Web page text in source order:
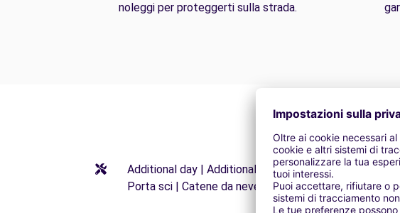
noleggi per proteggerti sulla strada.
Additional day | Additional driver | Seggiolone Auto
Porta sci | Catene da neve | Gancio traino / aggancio